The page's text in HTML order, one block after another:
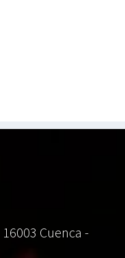
16003 Cuenca -